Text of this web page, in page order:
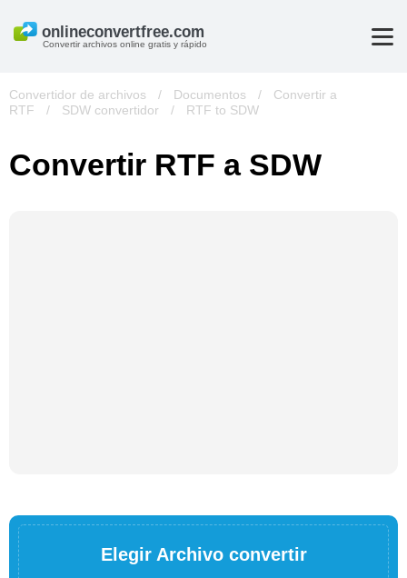
Convertir archivos online gratis y rápido
Convertidor de archivos / Documentos /
Convertir a
RTF
/ SDW convertidor / RTF to SDW
Convertir RTF a SDW
Elegir Archivo convertir